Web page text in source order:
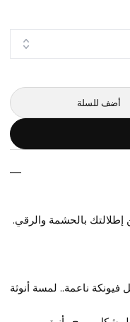
أضف للسلة
بالحشمة والرقي.